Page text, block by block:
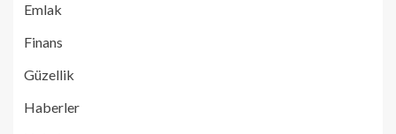
Emlak
Finans
Güzellik
Haberler